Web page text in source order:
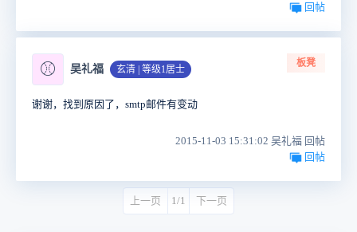
回帖
⚾ 吴礼福 玄清 | 等级1居士
板凳
谢谢，找到原因了，smtp邮件有变动
2015-11-03 15:31:02 吴礼福 回帖
回帖
上一页 1/1 下一页